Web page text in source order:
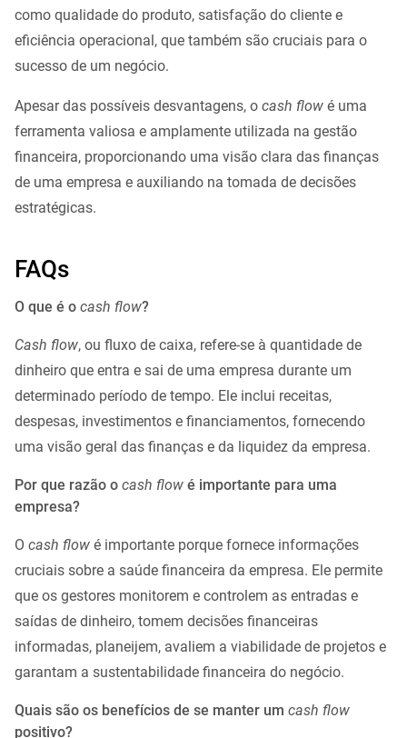
como qualidade do produto, satisfação do cliente e
eficiência operacional, que também são cruciais para o
sucesso de um negócio.
Apesar das possíveis desvantagens, o cash flow é uma
ferramenta valiosa e amplamente utilizada na gestão
financeira, proporcionando uma visão clara das finanças
de uma empresa e auxiliando na tomada de decisões
estratégicas.
FAQs
O que é o cash flow?
Cash flow, ou fluxo de caixa, refere-se à quantidade de
dinheiro que entra e sai de uma empresa durante um
determinado período de tempo. Ele inclui receitas,
despesas, investimentos e financiamentos, fornecendo
uma visão geral das finanças e da liquidez da empresa.
Por que razão o cash flow é importante para uma
empresa?
O cash flow é importante porque fornece informações
cruciais sobre a saúde financeira da empresa. Ele permite
que os gestores monitorem e controlem as entradas e
saídas de dinheiro, tomem decisões financeiras
informadas, planeijem, avaliem a viabilidade de projetos e
garantam a sustentabilidade financeira do negócio.
Quais são os benefícios de se manter um cash flow
positivo?